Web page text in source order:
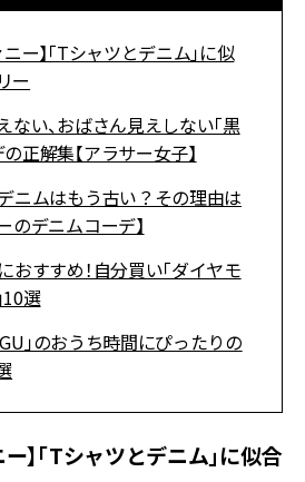
ー】「Tシャツとデニム」に似
ー
ない、おばさん見えしない「黒
正解集【アラサー女子】
ニムはもう古い？その理由は
のデニムコーデ】
おすすめ！自分買い「ダイヤモ
10選
GU」のおうち時間にぴったりの
】「Tシャツとデニム」に似合